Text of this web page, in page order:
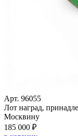
Арт. 96055
Лот наград,
Москвину
185 000 ₽